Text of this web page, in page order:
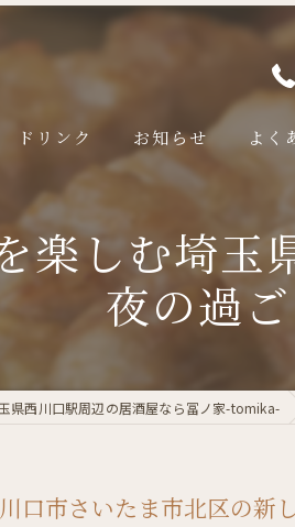
ドリンク お知らせ よく
楽しむ埼玉
夜の過
県西川口駅周辺の居酒屋なら冨ノ家-tomika-
口市さいたま市北区の新